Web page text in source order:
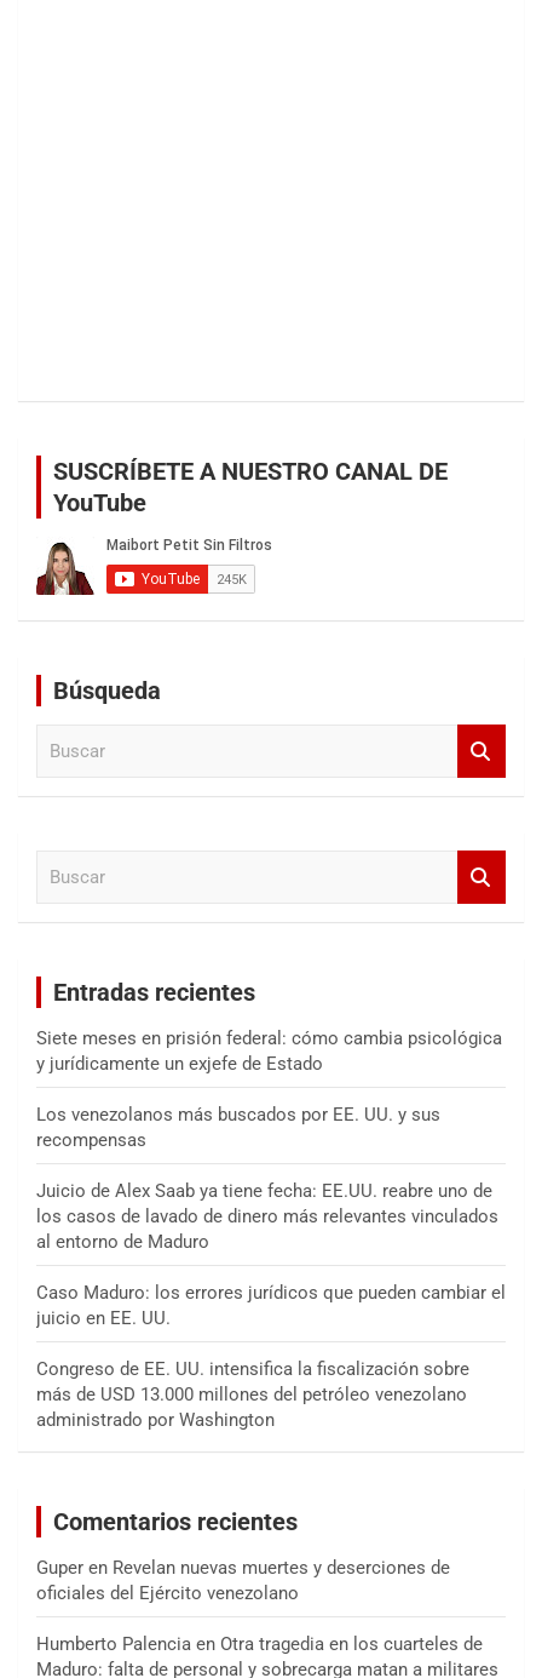
SUSCRÍBETE A NUESTRO CANAL DE
YouTube
Búsqueda
Entradas recientes
Siete meses en prisión federal: cómo cambia psicológica
y jurídicamente un exjefe de Estado
Los venezolanos más buscados por EE. UU. y sus
recompensas
Juicio de Alex Saab ya tiene fecha: EE.UU. reabre uno de
los casos de lavado de dinero más relevantes vinculados
al entorno de Maduro
Caso Maduro: los errores jurídicos que pueden cambiar el
juicio en EE. UU.
Congreso de EE. UU. intensifica la fiscalización sobre
más de USD 13.000 millones del petróleo venezolano
administrado por Washington
Comentarios recientes
Guper en Revelan nuevas muertes y deserciones de
oficiales del Ejército venezolano
Humberto Palencia en Otra tragedia en los cuarteles de
Maduro: falta de personal y sobrecarga matan a militares